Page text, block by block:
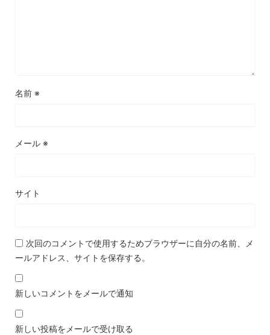
名前 ※
メール ※
サイト
次回のコメントで使用するためブラウザーに自分の名前、メ
ールアドレス、サイトを保存する。
新しいコメントをメールで通知
新しい投稿をメールで受け取る